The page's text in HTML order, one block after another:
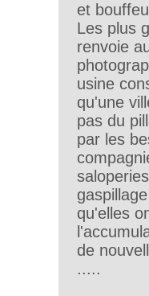
et
Les plus
renvoie
usine
qu'une
pas du
par les
qu'elles
de
.....